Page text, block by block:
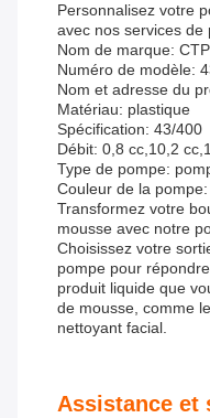
Personnalisez votre
avec nos services de
Nom de marque: CTP
Numéro de modèle:
Nom et adresse du
Matériau: plastique
Spécification: 43/400
Débit: 0,8 cc,10,2
Type de pompe:
Couleur de la
Transformez votre
mousse avec notre
Choisissez votre
pompe pour
produit liquide que
de mousse, comme
nettoyant facial.
Assistance et